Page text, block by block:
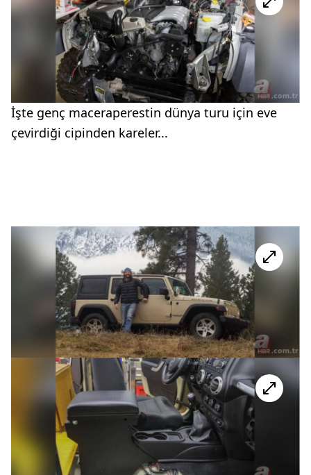
İşte genç maceraperestin dünya turu için eve
çevirdiği cipinden kareler...